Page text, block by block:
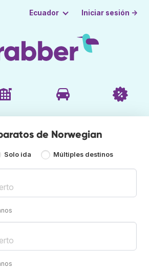
Ecuador Iniciar sesión →
de Norwegian
Solo ida Múltiples destinos